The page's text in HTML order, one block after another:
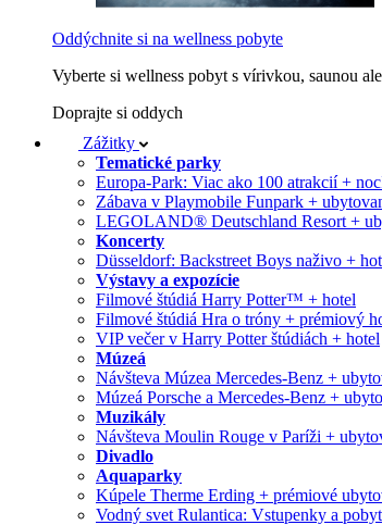
Oddýchnite si na wellness pobyte
Vyberte si wellness pobyt s vírivkou, saunou
Doprajte si oddych
Zážitky
Tematické parky
Europa-Park: Viac ako 100 atrakcií +
Zábava v Playmobile Funpark +
LEGOLAND® Deutschland Resort +
Koncerty
Düsseldorf: Backstreet Boys naživo +
Výstavy a expozície
Filmové štúdiá Harry Potter™ + hotel
Filmové štúdiá Hra o tróny + prémiový
VIP večer v Harry Potter štúdiách + hotel
Múzeá
Návšteva Múzea Mercedes-Benz +
Múzeá Porsche a Mercedes-Benz +
Muzikály
Návšteva Moulin Rouge v Paríži +
Divadlo
Aquaparky
Kúpele Therme Erding + prémiové
Vodný svet Rulantica: Vstupenky a pobyt